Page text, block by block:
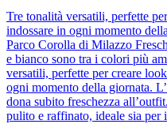
Tre tonalità versatili, perfette
indossare in ogni momento
Parco Corolla di Milazzo
e bianco sono tra i colori più
versatili, perfette per creare
ogni momento della giornata.
dona subito freschezza
pulito e raffinato, ideale sia per